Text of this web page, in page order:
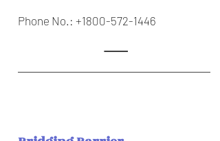
Phone No.: +1800-572-1446